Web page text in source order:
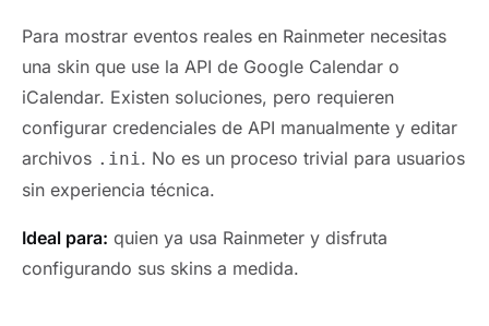
Para mostrar eventos reales en Rainmeter necesitas
una skin que use la API de Google Calendar o
iCalendar. Existen soluciones, pero requieren
configurar credenciales de API manualmente y editar
archivos .ini . No es un proceso trivial para usuarios
sin experiencia técnica.
Ideal para: quien ya usa Rainmeter y disfruta
configurando sus skins a medida.